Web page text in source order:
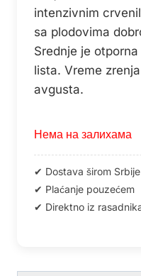
intenzivnim
sa plodovima
Srednje je
lista. Vreme
avgusta.
Нема на залихама